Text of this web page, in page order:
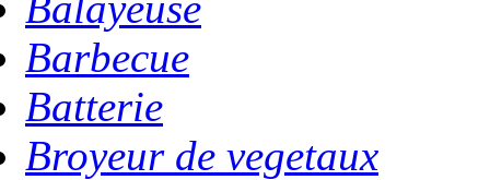
Barbecue
Batterie
Broyeur de vegetaux